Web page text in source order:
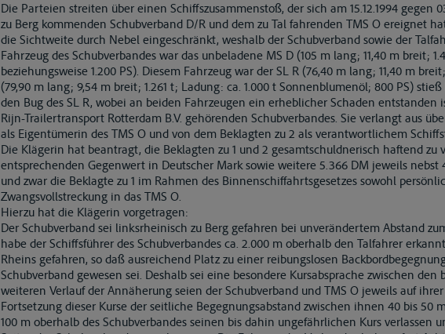
Die Parteien streiten über einen Schiffszusammenstoß, der sich am 15.12.1994 gegen
zu Berg kommenden Schubverband D/R und dem zu Tal fahrenden TMS O ereignet
die Sichtweite durch Nebel eingeschränkt, weshalb der Schubverband sowie der
Fahrzeug des Schubverbandes war das unbeladene MS D (105 m lang; 11,40 m breit;
beziehungsweise 1.200 PS). Diesem Fahrzeug war der SL R (76,40 m lang; 11,40 m
(79,90 m lang; 9,54 m breit; 1.261 t; Ladung: ca. 1.000 t Sonnenblumenöl; 800 PS)
den Bug des SL R, wobei an beiden Fahrzeugen ein erheblicher Schaden entstanden
Rijn-Trailertransport Rotterdam B.V. gehörenden Schubverbandes. Sie verlangt aus
als Eigentümerin des TMS O und von dem Beklagten zu 2 als verantwortlichem
Die Klägerin hat beantragt, die Beklagten zu 1 und 2 gesamtschuldnerisch haftend zu
entsprechenden Gegenwert in Deutscher Mark sowie weitere 5.366 DM jeweils nebst
und zwar die Beklagte zu 1 im Rahmen des Binnenschiffahrtsgesetzes sowohl
Zwangsvollstreckung in das TMS O.
Hierzu hat die Klägerin vorgetragen:
Der Schubverband sei linksrheinisch zu Berg gefahren bei unverändertem Abstand
habe der Schiffsführer des Schubverbandes ca. 2.000 m oberhalb den Talfahrer
Rheins gefahren, so daß ausreichend Platz zu einer reibungslosen
Schubverband gewesen sei. Deshalb sei eine besondere Kursabsprache zwischen
weiteren Verlauf der Annäherung seien der Schubverband und TMS O jeweils auf
Fortsetzung dieser Kurse der seitliche Begegnungsabstand zwischen ihnen 40 bis 50
100 m oberhalb des Schubverbandes seinen bis dahin ungefährlichen Kurs verlassen